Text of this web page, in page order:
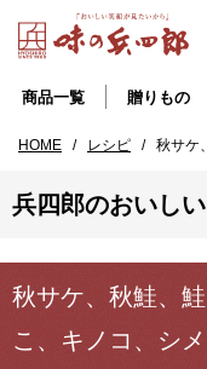
商品一覧 贈りもの
HOME / レシピ / 秋サケ
兵四郎のおいし
秋サケ、秋鮭、
こ、キノコ、シ